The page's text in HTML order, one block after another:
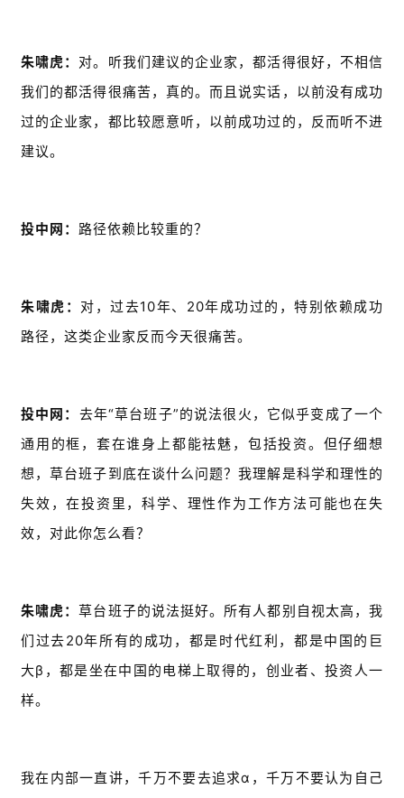
朱啸虎： 对。听我们建议的企业家，都活得很好，不相信
我们的都活得很痛苦，真的。而且说实话，以前没有成功
过的企业家，都比较愿意听，以前成功过的，反而听不进
建议。
投中网： 路径依赖比较重的？
朱啸虎： 对，过去10年、20年成功过的，特别依赖成功
路径，这类企业家反而今天很痛苦。
投中网： 去年“草台班子”的说法很火，它似乎变成了一个
通用的框，套在谁身上都能祛魅，包括投资。但仔细想
想，草台班子到底在谈什么问题？我理解是科学和理性的
失效，在投资里，科学、理性作为工作方法可能也在失
效，对此你怎么看？
朱啸虎：草台班子的说法挺好。所有人都别自视太高，我
们过去20年所有的成功，都是时代红利，都是中国的巨
大β，都是坐在中国的电梯上取得的，创业者、投资人一
样。
我在内部一直讲，千万不要去追求α，千万不要认为自己